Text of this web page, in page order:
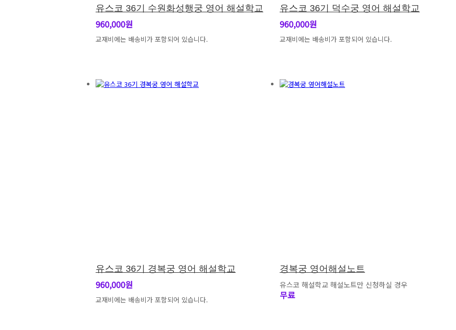
유스코 36기 수원화성행궁 영어 해설학교
960,000원
교재비에는 배송비가 포함되어 있습니다.
유스코 36기 덕수궁 영어 해설학교
960,000원
교재비에는 배송비가 포함되어 있습니다.
유스코 36기 경복궁 영어 해설학교
960,000원
교재비에는 배송비가 포함되어 있습니다.
경복궁 영어해설노트
유스코 해설학교 해설노트만 신청하실 경우
무료